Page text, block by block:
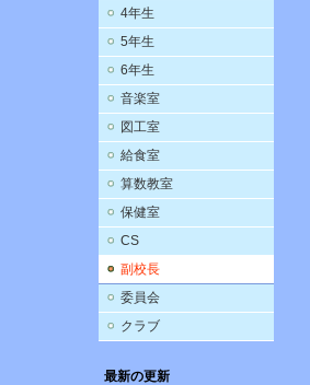
4年生
5年生
6年生
音楽室
図工室
給食室
算数教室
保健室
CS
副校長
委員会
クラブ
最新の更新